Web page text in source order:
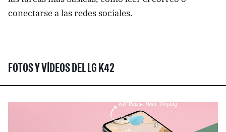
conectarse a las redes sociales.
FOTOS Y VÍDEOS DEL LG K42